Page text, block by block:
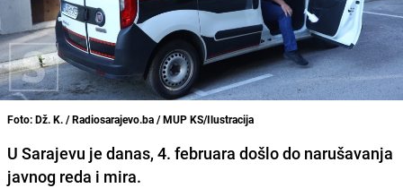
Foto: Dž. K. / Radiosarajevo.ba / MUP KS/Ilustracija
U Sarajevu je danas, 4. februara došlo do narušavanja
javnog reda i mira.